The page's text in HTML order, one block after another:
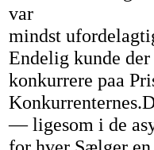
var
mindst
Endelig kunde
konkurrere paa
— ligesom i de